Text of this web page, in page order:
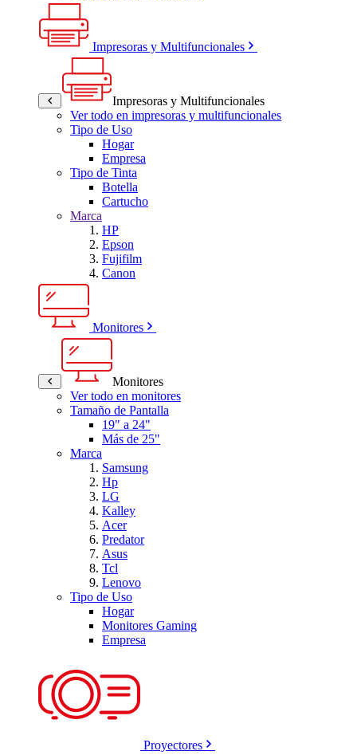
Impresoras y Multifuncionales
Impresoras y Multifuncionales
Ver todo en impresoras y multifuncionales
Tipo de Uso
Hogar
Empresa
Tipo de Tinta
Botella
Cartucho
Marca
HP
Epson
Fujifilm
Canon
Monitores
Monitores
Ver todo en monitores
Tamaño de Pantalla
19" a 24"
Más de 25"
Marca
Samsung
Hp
LG
Kalley
Acer
Predator
Asus
Tcl
Lenovo
Tipo de Uso
Hogar
Monitores Gaming
Empresa
Proyectores